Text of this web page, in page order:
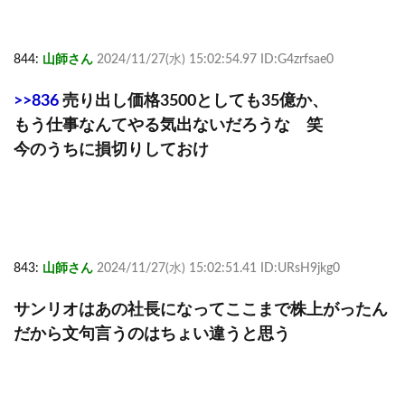
844: 山師さん 2024/11/27(水) 15:02:54.97 ID:G4zrfsae0
>>836 売り出し価格3500としても35億か、
もう仕事なんてやる気出ないだろうな 笑
今のうちに損切りしておけ
843: 山師さん 2024/11/27(水) 15:02:51.41 ID:URsH9jkg0
サンリオはあの社長になってここまで株上がったん
だから文句言うのはちょい違うと思う